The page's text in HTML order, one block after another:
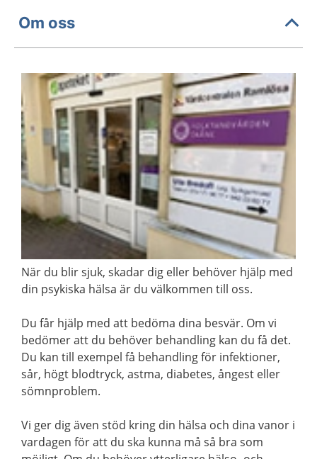
Om oss
När du blir sjuk, skadar dig eller behöver hjälp med
din psykiska hälsa är du välkommen till oss.
Du får hjälp med att bedöma dina besvär. Om vi
bedömer att du behöver behandling kan du få det.
Du kan till exempel få behandling för infektioner,
sår, högt blodtryck, astma, diabetes, ångest eller
sömnproblem.
Vi ger dig även stöd kring din hälsa och dina vanor i
vardagen för att du ska kunna må så bra som